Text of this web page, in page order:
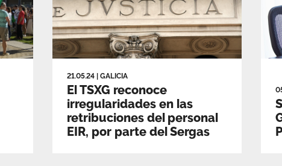
21.05.24 GALICIA
El TSXG reconoce
irregularidades en las
retribuciones del personal
EIR, por parte del Sergas